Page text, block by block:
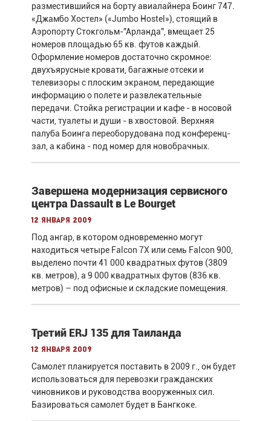
разместившийся на борту авиалайнера Боинг 747.
«Джамбо Хостел» («Jumbo Hostel»), стоящий в
Аэропорту Стокгольм-"Арланда", вмещает 25
номеров площадью 65 кв. футов каждый.
Оформление номеров достаточно скромное:
двухъярусные кровати, багажные отсеки и
телевизоры с плоским экраном, передающие
информацию о полете и развлекательные
передачи. Стойка регистрации и кафе - в носовой
части, туалеты и души - в хвостовой. Верхняя
палуба Боинга переоборудована под конференц-
зал, а кабина - под номер для новобрачных.
Завершена модернизация сервисного
центра Dassault в Le Bourget
12 января 2009
Под ангар, в котором одновременно могут
находиться четыре Falcon 7X или семь Falcon 900,
выделено почти 41 000 квадратных футов (3809
кв. метров), а 9 000 квадратных футов (836 кв.
метров) – под офисные и складские помещения.
Третий ERJ 135 для Таиланда
12 января 2009
Самолет планируется поставить в 2009 г., он будет
использоваться для перевозки гражданских
чиновников и руководства вооруженных сил.
Базироваться самолет будет в Бангкоке.